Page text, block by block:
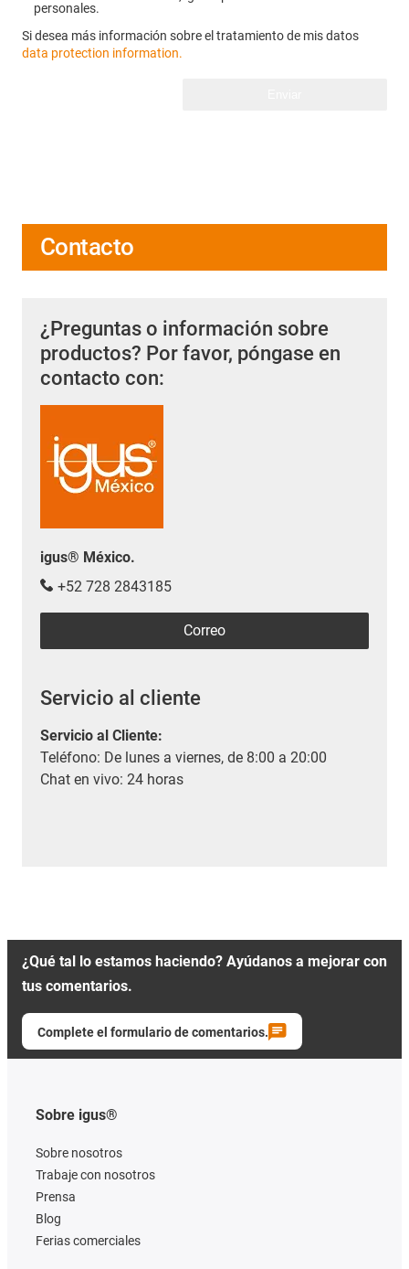
personales.
Si desea más información sobre el tratamiento de mis datos
data protection information.
Contacto
¿Preguntas o información sobre
productos? Por favor, póngase en
contacto con:
igus® México.
+52 728 2843185
Correo
Servicio al cliente
Servicio al Cliente:
Teléfono: De lunes a viernes, de 8:00 a 20:00
Chat en vivo: 24 horas
¿Qué tal lo estamos haciendo? Ayúdanos a mejorar con
tus comentarios.
Complete el formulario de comentarios.
Sobre igus®
Sobre nosotros
Trabaje con nosotros
Prensa
Blog
Ferias comerciales